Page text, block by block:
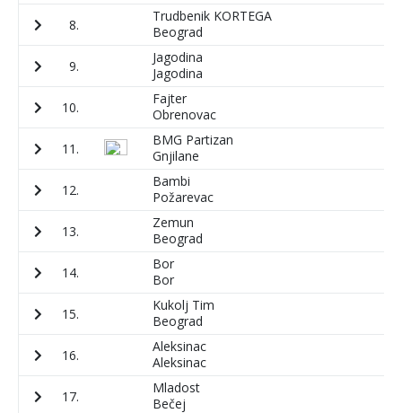
8.
Trudbenik KORTEGA
Beograd
9.
Jagodina
Jagodina
10.
Fajter
Obrenovac
11.
BMG Partizan
Gnjilane
12.
Bambi
Požarevac
13.
Zemun
Beograd
14.
Bor
Bor
15.
Kukolj Tim
Beograd
16.
Aleksinac
Aleksinac
17.
Mladost
Bečej